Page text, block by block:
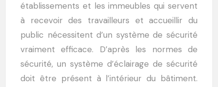
établissements et les immeubles qui servent
à recevoir des travailleurs et accueillir du
public nécessitent d’un système de sécurité
vraiment efficace. D’après les normes de
sécurité, un système d’éclairage de sécurité
doit être présent à l’intérieur du bâtiment.